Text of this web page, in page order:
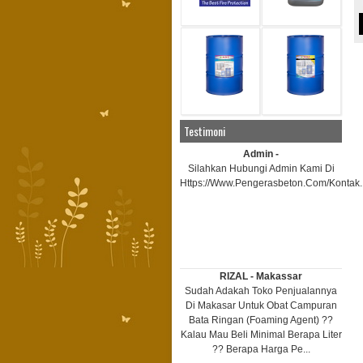
Testimoni
Admin -
Silahkan Hubungi Admin Kami Di
Https://www.pengerasbeton.com/
RIZAL - Makassar
Sudah Adakah Toko Penjualannya
Di Makasar Untuk Obat Campuran
Bata Ringan (foaming Agent) ??
Kalau Mau Beli Minimal Berapa Liter
?? Berapa Harga Pe...